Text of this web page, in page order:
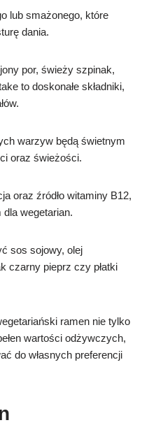
lub smażonego, które
dania.
por, świeży szpinak,
to doskonałe składniki,
warzyw będą świetnym
oraz świeżości.
oraz źródło witaminy B12,
wegetarian.
sos sojowy, olej
czarny pieprz czy płatki
ramen nie tylko
wartości odżywczych,
do własnych preferencji